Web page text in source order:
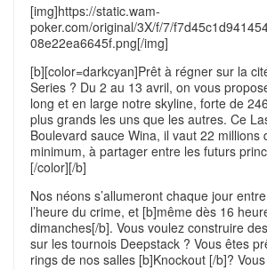
[img]https://static.wam-
poker.com/original/3X/f/7/
08e22ea6645f.png[/img]
[b][color=darkcyan]Prêt à régner sur la
Series ? Du 2 au 13 avril, on vous
long et en large notre skyline, forte de
plus grands les uns que les autres. Ce
Boulevard sauce Wina, il vaut 22 millions
minimum, à partager entre les futurs
[/color][/b]
Nos néons s’allumeront chaque jour
l’heure du crime, et [b]même dès 16
dimanches[/b]. Vous voulez construire
sur les tournois Deepstack ? Vous êtes
rings de nos salles [b]Knockout [/b]?